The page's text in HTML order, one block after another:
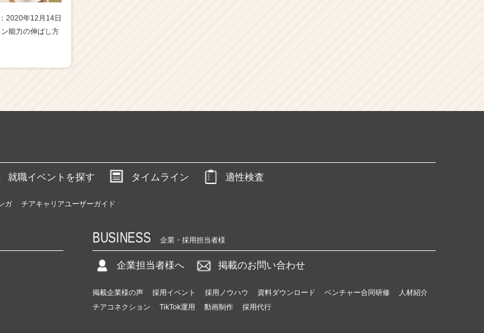
2020年12月14日
能力の伸ばし方
就職イベントを探す タイムライン 適性検査
ガ チアキャリアユーザーガイド
BUSINESS 企業・採用担当者様
企業担当者様へ 掲載のお問い合わせ
掲載企業様の声 採用イベント 採用ノウハウ 資料ダウンロード ベンチャー合同研修
人材紹介
チアコネクション
TikTok運用 動画制作 採用代行